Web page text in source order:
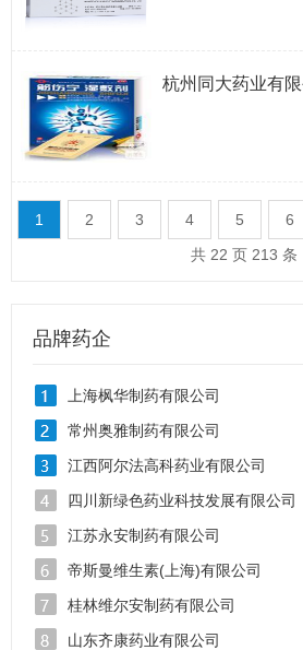
杭州同大药业有限
1 2 3 4 5 6
共 22 页 213 条
品牌药企
上海枫华制药有限公司
常州奥雅制药有限公司
江西阿尔法高科药业有限公司
四川新绿色药业科技发展有限公司
江苏永安制药有限公司
帝斯曼维生素(上海)有限公司
桂林维尔安制药有限公司
山东齐康药业有限公司